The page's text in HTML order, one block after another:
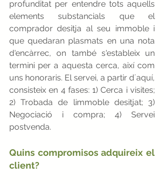
profunditat per entendre tots aquells
elements substancials que el
comprador desitja al seu immoble i
que quedaran plasmats en una nota
d'encàrrec, on també s'estableix un
termini per a aquesta cerca, així com
uns honoraris. El servei, a partir d´aquí,
consisteix en 4 fases: 1) Cerca i visites;
2) Trobada de limmoble desitjat; 3)
Negociació i compra; 4) Servei
postvenda.
Quins compromisos adquireix el
client?